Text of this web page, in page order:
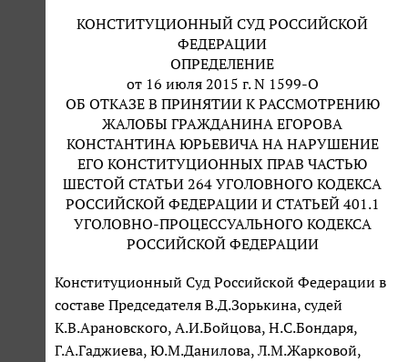
КОНСТИТУЦИОННЫЙ СУД РОССИЙСКОЙ
ФЕДЕРАЦИИ
ОПРЕДЕЛЕНИЕ
от 16 июля 2015 г. N 1599-О
ОБ ОТКАЗЕ В ПРИНЯТИИ К РАССМОТРЕНИЮ
ЖАЛОБЫ ГРАЖДАНИНА ЕГОРОВА
КОНСТАНТИНА ЮРЬЕВИЧА НА НАРУШЕНИЕ
ЕГО КОНСТИТУЦИОННЫХ ПРАВ ЧАСТЬЮ
ШЕСТОЙ СТАТЬИ 264 УГОЛОВНОГО КОДЕКСА
РОССИЙСКОЙ ФЕДЕРАЦИИ И СТАТЬЕЙ 401.1
УГОЛОВНО-ПРОЦЕССУАЛЬНОГО КОДЕКСА
РОССИЙСКОЙ ФЕДЕРАЦИИ
Конституционный Суд Российской Федерации в
составе Председателя В.Д.Зорькина, судей
К.В.Арановского, А.И.Бойцова, Н.С.Бондаря,
Г.А.Гаджиева, Ю.М.Данилова, Л.М.Жарковой,